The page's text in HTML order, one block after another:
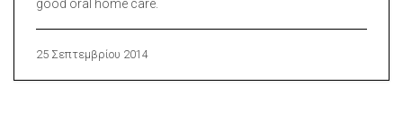
good oral home care.
25 Σεπτεμβρίου 2014